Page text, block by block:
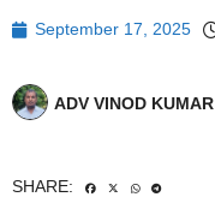
September 17, 2025
ADV VINOD KUMAR
SHARE: